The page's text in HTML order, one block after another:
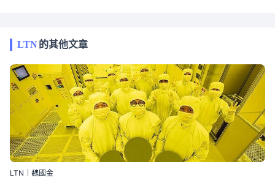
LTN的其他文章
LTN｜魏國金